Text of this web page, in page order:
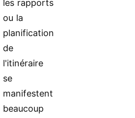
les rapports
ou la
planification
de
l'itinéraire
se
manifestent
beaucoup